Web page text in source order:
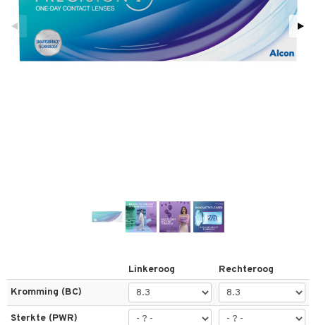
Linkeroog
Rechteroog
Kromming (BC)
Sterkte (PWR)